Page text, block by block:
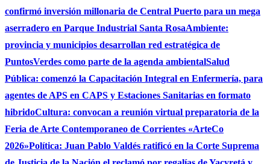
confirmó inversión millonaria de Central Puerto para un mega
aserradero en Parque Industrial Santa RosaAmbiente:
provincia y municipios desarrollan red estratégica de
PuntosVerdes como parte de la agenda ambientalSalud
Pública: comenzó la Capacitación Integral en Enfermería, para
agentes de APS en CAPS y Estaciones Sanitarias en formato
hibridoCultura: convocan a reunión virtual preparatoria de la
Feria de Arte Contemporaneo de Corrientes «ArteCo
2026»Política: Juan Pablo Valdés ratificó en la Corte Suprema